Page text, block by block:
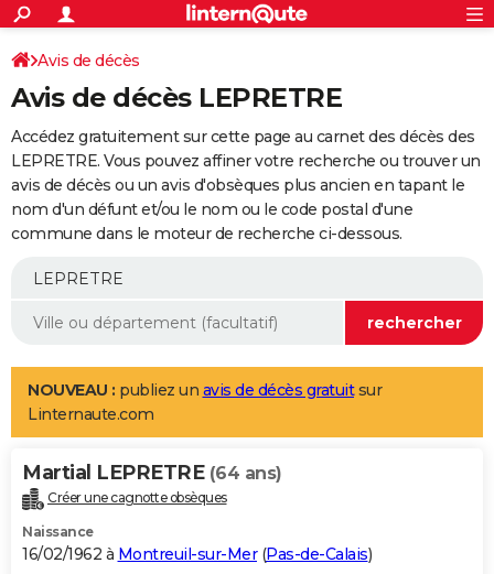
ACTUALITÉS
Politique
Société
Faits Divers
Education
Monde
Villes
+
SPORT
Coupe du monde 2026
Football
Tennis
Cyclisme
Rugby
Forum
Programme TV
TNTStreaming
Cinéma
Sorties cinéma
Musique
+FINANCE
Retraite
Epargne
Immobilier
Risques naturels par ville
Banque
Assurance
AUTO
Essais
Réserver un essai
Citadines
Berlines
SUV
Forum auto
+
Mobiles
Meilleur smartphone
Internet
Ordinateurs
Jeux vidéo
Guide high-tech
Aménagement intérieur
LIFESTYLE
Art de vivre
Bien-être
Loisirs
Mode
Modes de vie
Alimentation
Guide de la santé
Maladies
Médicaments
Sommeil
VOYAGE
Destinations
City break
Voyage nature
Voyage de noces
Forum
Climat
+PHOTO
GUIDES D'ACHAT
Avis de décès
Avis de décès LEPRETRE
Accédez gratuitement sur cette page au carnet des décès des
LEPRETRE. Vous pouvez affiner votre recherche ou trouver un
avis de décès ou un avis d'obsèques plus ancien en tapant le
nom d'un défunt et/ou le nom ou le code postal d'une
commune dans le moteur de recherche ci-dessous.
NOUVEAU : publiez un avis de décès gratuitsur
Linternaute.com
Martial LEPRETRE (64 ans)
Créer une cagnotte obsèques
Naissance
16/02/1962 à Montreuil-sur-Mer(Pas-de-Calais)